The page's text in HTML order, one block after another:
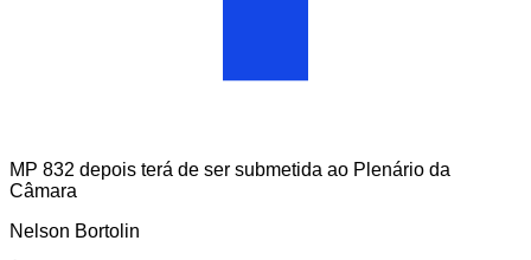
MP 832 depois terá de ser submetida ao Plenário da
Câmara
Nelson Bortolin